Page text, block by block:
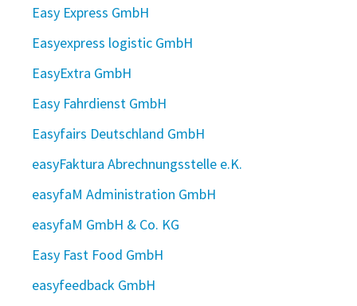
Easy Express GmbH
Easyexpress logistic GmbH
EasyExtra GmbH
Easy Fahrdienst GmbH
Easyfairs Deutschland GmbH
easyFaktura Abrechnungsstelle e.K.
easyfaM Administration GmbH
easyfaM GmbH & Co. KG
Easy Fast Food GmbH
easyfeedback GmbH